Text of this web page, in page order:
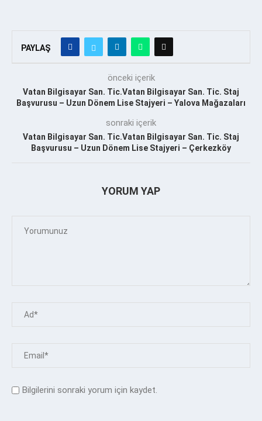
PAYLAŞ
önceki içerik
Vatan Bilgisayar San. Tic.Vatan Bilgisayar San. Tic. Staj
Başvurusu – Uzun Dönem Lise Stajyeri – Yalova Mağazaları
sonraki içerik
Vatan Bilgisayar San. Tic.Vatan Bilgisayar San. Tic. Staj
Başvurusu – Uzun Dönem Lise Stajyeri – Çerkezköy
YORUM YAP
Bilgilerini sonraki yorum için kaydet.